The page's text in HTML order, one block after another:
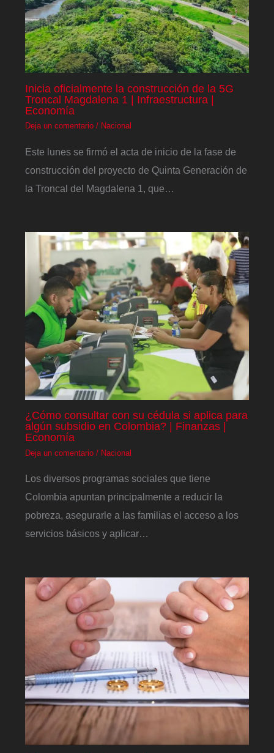
Inicia oficialmente la construcción de la 5G
Troncal Magdalena 1 | Infraestructura |
Economía
Deja un comentario / Nacional
Este lunes se firmó el acta de inicio de la fase de
construcción del proyecto de Quinta Generación de
la Troncal del Magdalena 1, que…
¿Cómo consultar con su cédula si aplica para
algún subsidio en Colombia? | Finanzas |
Economía
Deja un comentario / Nacional
Los diversos programas sociales que tiene
Colombia apuntan principalmente a reducir la
pobreza, asegurarle a las familias el acceso a los
servicios básicos y aplicar…